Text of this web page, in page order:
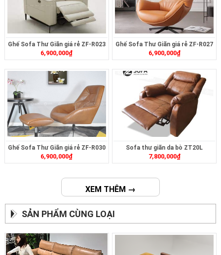
Ghế Sofa Thư Giãn giá rẻ ZF-R023
6,900,000₫
Ghế Sofa Thư Giãn giá rẻ ZF-R027
6,900,000₫
Ghế Sofa Thư Giãn giá rẻ ZF-R030
6,900,000₫
Sofa thư giãn da bò ZT20L
7,800,000₫
XEM THÊM →
SẢN PHẨM CÙNG LOẠI